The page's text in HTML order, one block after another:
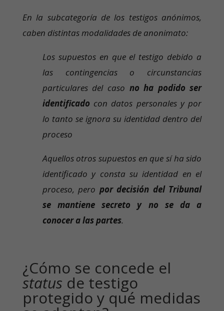
En la subcategoría de los testigos anónimos,
caben distintas modalidades de anonimato:
Los supuestos en que el testigo debido a
las contingencias o circunstancias
particulares del caso no ha podido ser
identificado con datos personales y por
lo tanto se ignora su identidad dentro del
proceso
Aquellos otros supuestos en que sí ha sido
identificado y consta su identidad en el
proceso, pero por decisión del Tribunal
se mantiene secreto y no se da a
conocer a las partes.
¿Cómo se concede el
status de testigo
protegido y qué medidas